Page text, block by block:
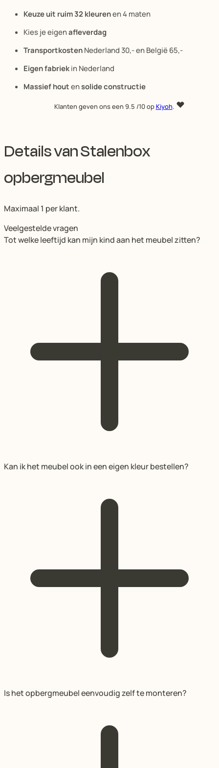
Keuze uit ruim 32 kleurenen 4 maten
Kies je eigenafleverdag
TransportkostenNederland 30,- en België 65,-
Eigen fabriekin Nederland
Massief houtensolide constructie
Klanten geven ons een 9.5 /10 opKiyoh.
Details van Stalenbox
opbergmeubel
Maximaal 1 per klant.
Veelgestelde vragen
Tot welke leeftijd kan mijn kind aan het meubel zitten?
Kan ik het meubel ook in een eigen kleur bestellen?
Is het opbergmeubel eenvoudig zelf te monteren?